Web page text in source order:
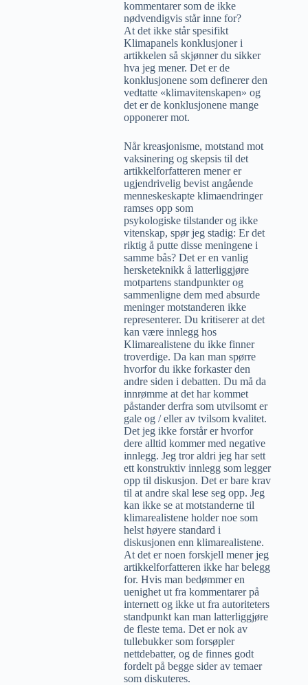
kommentarer som de ikke
nødvendigvis står inne for?
At det ikke står spesifikt
Klimapanels konklusjoner i
artikkelen så skjønner du sikker
hva jeg mener. Det er de
konklusjonene som definerer den
vedtatte «klimavitenskapen» og
det er de konklusjonene mange
opponerer mot.
Når kreasjonisme, motstand mot
vaksinering og skepsis til det
artikkelforfatteren mener er
ugjendrivelig bevist angående
menneskeskapte klimaendringer
ramses opp som
psykologiske tilstander og ikke
vitenskap, spør jeg stadig: Er det
riktig å putte disse meningene i
samme bås? Det er en vanlig
hersketeknikk å latterliggjøre
motpartens standpunkter og
sammenligne dem med absurde
meninger motstanderen ikke
representerer. Du kritiserer at det
kan være innlegg hos
Klimarealistene du ikke finner
troverdige. Da kan man spørre
hvorfor du ikke forkaster den
andre siden i debatten. Du må da
innrømme at det har kommet
påstander derfra som utvilsomt er
gale og / eller av tvilsom kvalitet.
Det jeg ikke forstår er hvorfor
dere alltid kommer med negative
innlegg. Jeg tror aldri jeg har sett
ett konstruktiv innlegg som legger
opp til diskusjon. Det er bare krav
til at andre skal lese seg opp. Jeg
kan ikke se at motstanderne til
klimarealistene holder noe som
helst høyere standard i
diskusjonen enn klimarealistene.
At det er noen forskjell mener jeg
artikkelforfatteren ikke har belegg
for. Hvis man bedømmer en
uenighet ut fra kommentarer på
internett og ikke ut fra autoriteters
standpunkt kan man latterliggjøre
de fleste tema. Det er nok av
tullebukker som forsøpler
nettdebatter, og de finnes godt
fordelt på begge sider av temaer
som diskuteres.